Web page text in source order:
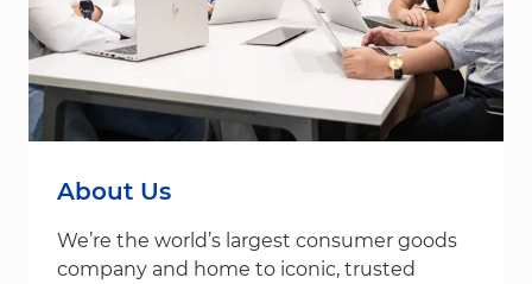
About Us
We’re the world’s largest consumer goods
company and home to iconic, trusted